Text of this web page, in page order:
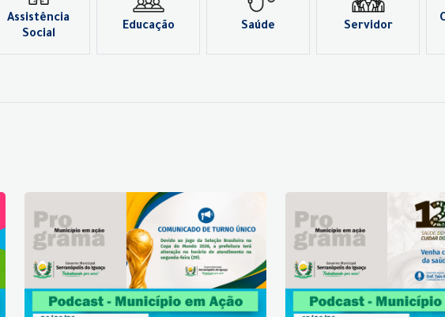
Assistência
Social
Educação Saúde Servidor